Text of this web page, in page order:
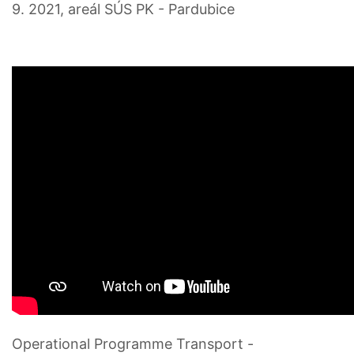
9. 2021, areál SÚS PK - Pardubice
Operational Programme Transport -